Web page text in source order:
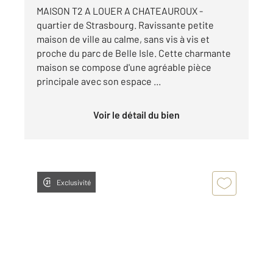
MAISON T2 A LOUER A CHATEAUROUX -
quartier de Strasbourg. Ravissante petite
maison de ville au calme, sans vis à vis et
proche du parc de Belle Isle. Cette charmante
maison se compose d'une agréable pièce
principale avec son espace ...
Voir le détail du bien
Exclusivité